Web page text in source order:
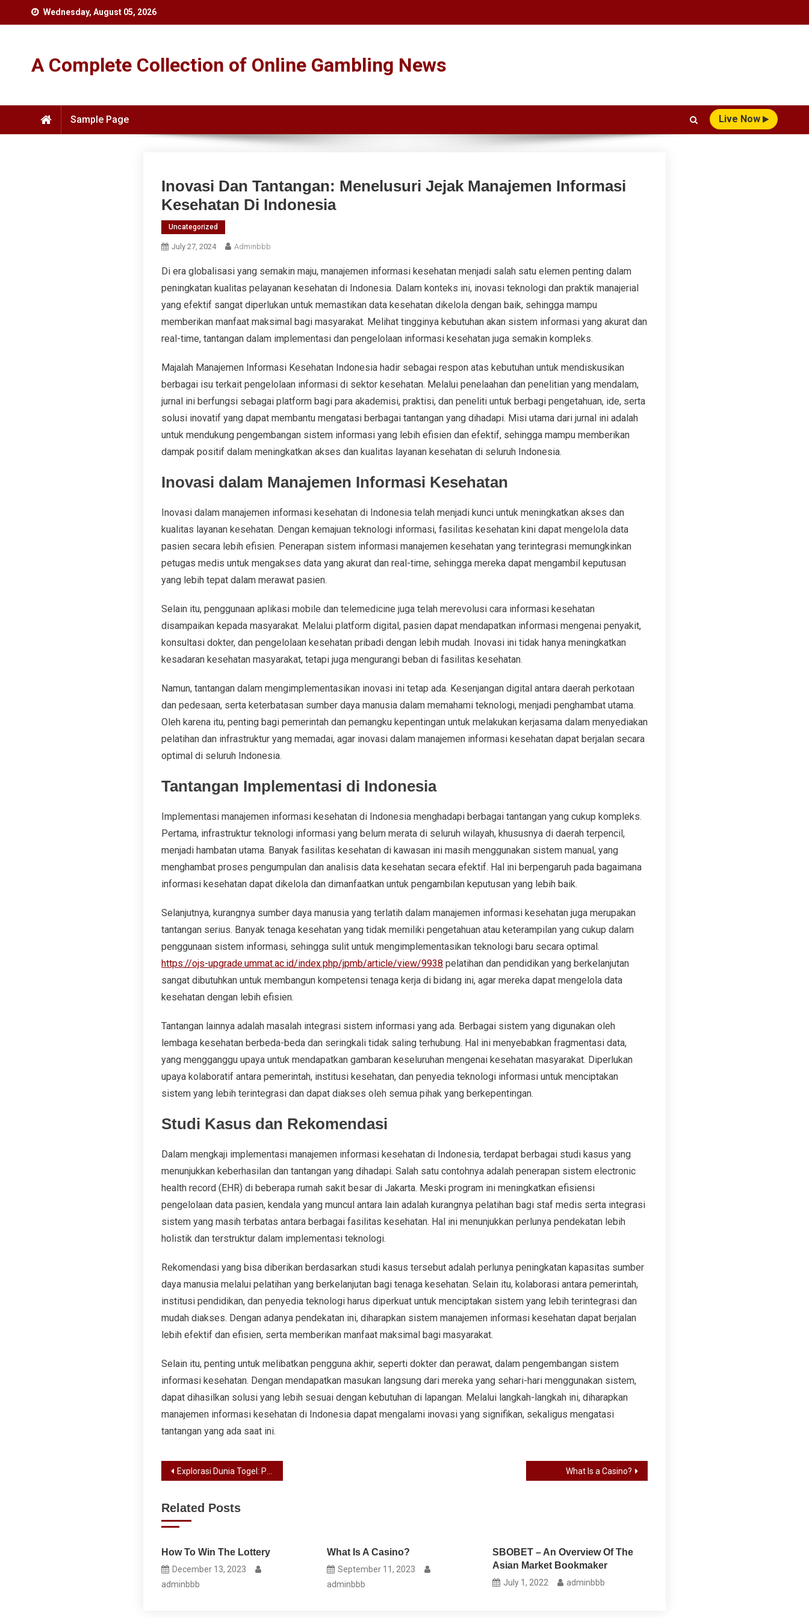
Wednesday, August 05, 2026
A Complete Collection of Online Gambling News
Sample Page Live Now
Inovasi Dan Tantangan: Menelusuri Jejak Manajemen Informasi
Kesehatan Di Indonesia
Uncategorized
July 27, 2024 Adminbbb
Di era globalisasi yang semakin maju, manajemen informasi kesehatan menjadi salah satu elemen penting dalam
peningkatan kualitas pelayanan kesehatan di Indonesia. Dalam konteks ini, inovasi teknologi dan praktik manajerial
yang efektif sangat diperlukan untuk memastikan data kesehatan dikelola dengan baik, sehingga mampu
memberikan manfaat maksimal bagi masyarakat. Melihat tingginya kebutuhan akan sistem informasi yang akurat dan
real-time, tantangan dalam implementasi dan pengelolaan informasi kesehatan juga semakin kompleks.
Majalah Manajemen Informasi Kesehatan Indonesia hadir sebagai respon atas kebutuhan untuk mendiskusikan
berbagai isu terkait pengelolaan informasi di sektor kesehatan. Melalui penelaahan dan penelitian yang mendalam,
jurnal ini berfungsi sebagai platform bagi para akademisi, praktisi, dan peneliti untuk berbagi pengetahuan, ide, serta
solusi inovatif yang dapat membantu mengatasi berbagai tantangan yang dihadapi. Misi utama dari jurnal ini adalah
untuk mendukung pengembangan sistem informasi yang lebih efisien dan efektif, sehingga mampu memberikan
dampak positif dalam meningkatkan akses dan kualitas layanan kesehatan di seluruh Indonesia.
Inovasi dalam Manajemen Informasi Kesehatan
Inovasi dalam manajemen informasi kesehatan di Indonesia telah menjadi kunci untuk meningkatkan akses dan
kualitas layanan kesehatan. Dengan kemajuan teknologi informasi, fasilitas kesehatan kini dapat mengelola data
pasien secara lebih efisien. Penerapan sistem informasi manajemen kesehatan yang terintegrasi memungkinkan
petugas medis untuk mengakses data yang akurat dan real-time, sehingga mereka dapat mengambil keputusan
yang lebih tepat dalam merawat pasien.
Selain itu, penggunaan aplikasi mobile dan telemedicine juga telah merevolusi cara informasi kesehatan
disampaikan kepada masyarakat. Melalui platform digital, pasien dapat mendapatkan informasi mengenai penyakit,
konsultasi dokter, dan pengelolaan kesehatan pribadi dengan lebih mudah. Inovasi ini tidak hanya meningkatkan
kesadaran kesehatan masyarakat, tetapi juga mengurangi beban di fasilitas kesehatan.
Namun, tantangan dalam mengimplementasikan inovasi ini tetap ada. Kesenjangan digital antara daerah perkotaan
dan pedesaan, serta keterbatasan sumber daya manusia dalam memahami teknologi, menjadi penghambat utama.
Oleh karena itu, penting bagi pemerintah dan pemangku kepentingan untuk melakukan kerjasama dalam menyediakan
pelatihan dan infrastruktur yang memadai, agar inovasi dalam manajemen informasi kesehatan dapat berjalan secara
optimal di seluruh Indonesia.
Tantangan Implementasi di Indonesia
Implementasi manajemen informasi kesehatan di Indonesia menghadapi berbagai tantangan yang cukup kompleks.
Pertama, infrastruktur teknologi informasi yang belum merata di seluruh wilayah, khususnya di daerah terpencil,
menjadi hambatan utama. Banyak fasilitas kesehatan di kawasan ini masih menggunakan sistem manual, yang
menghambat proses pengumpulan dan analisis data kesehatan secara efektif. Hal ini berpengaruh pada bagaimana
informasi kesehatan dapat dikelola dan dimanfaatkan untuk pengambilan keputusan yang lebih baik.
Selanjutnya, kurangnya sumber daya manusia yang terlatih dalam manajemen informasi kesehatan juga merupakan
tantangan serius. Banyak tenaga kesehatan yang tidak memiliki pengetahuan atau keterampilan yang cukup dalam
penggunaan sistem informasi, sehingga sulit untuk mengimplementasikan teknologi baru secara optimal.
https://ojs-upgrade.ummat.ac.id/index.php/jpmb/article/view/9938 pelatihan dan pendidikan yang berkelanjutan
sangat dibutuhkan untuk membangun kompetensi tenaga kerja di bidang ini, agar mereka dapat mengelola data
kesehatan dengan lebih efisien.
Tantangan lainnya adalah masalah integrasi sistem informasi yang ada. Berbagai sistem yang digunakan oleh
lembaga kesehatan berbeda-beda dan seringkali tidak saling terhubung. Hal ini menyebabkan fragmentasi data,
yang mengganggu upaya untuk mendapatkan gambaran keseluruhan mengenai kesehatan masyarakat. Diperlukan
upaya kolaboratif antara pemerintah, institusi kesehatan, dan penyedia teknologi informasi untuk menciptakan
sistem yang lebih terintegrasi dan dapat diakses oleh semua pihak yang berkepentingan.
Studi Kasus dan Rekomendasi
Dalam mengkaji implementasi manajemen informasi kesehatan di Indonesia, terdapat berbagai studi kasus yang
menunjukkan keberhasilan dan tantangan yang dihadapi. Salah satu contohnya adalah penerapan sistem electronic
health record (EHR) di beberapa rumah sakit besar di Jakarta. Meski program ini meningkatkan efisiensi
pengelolaan data pasien, kendala yang muncul antara lain adalah kurangnya pelatihan bagi staf medis serta integrasi
sistem yang masih terbatas antara berbagai fasilitas kesehatan. Hal ini menunjukkan perlunya pendekatan lebih
holistik dan terstruktur dalam implementasi teknologi.
Rekomendasi yang bisa diberikan berdasarkan studi kasus tersebut adalah perlunya peningkatan kapasitas sumber
daya manusia melalui pelatihan yang berkelanjutan bagi tenaga kesehatan. Selain itu, kolaborasi antara pemerintah,
institusi pendidikan, dan penyedia teknologi harus diperkuat untuk menciptakan sistem yang lebih terintegrasi dan
mudah diakses. Dengan adanya pendekatan ini, diharapkan sistem manajemen informasi kesehatan dapat berjalan
lebih efektif dan efisien, serta memberikan manfaat maksimal bagi masyarakat.
Selain itu, penting untuk melibatkan pengguna akhir, seperti dokter dan perawat, dalam pengembangan sistem
informasi kesehatan. Dengan mendapatkan masukan langsung dari mereka yang sehari-hari menggunakan sistem,
dapat dihasilkan solusi yang lebih sesuai dengan kebutuhan di lapangan. Melalui langkah-langkah ini, diharapkan
manajemen informasi kesehatan di Indonesia dapat mengalami inovasi yang signifikan, sekaligus mengatasi
tantangan yang ada saat ini.
Post
Explorasi Dunia Togel: Panduan Lengkap untuk Pemain & Peluang Menang What Is a Casino?
Related Posts
How To Win The Lottery
December 13, 2023
adminbbb
What Is A Casino?
September 11, 2023
adminbbb
SBOBET – An Overview Of The
Asian Market Bookmaker
July 1, 2022 adminbbb